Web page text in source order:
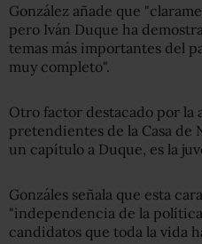
González añade que
pero Iván Duque ha
temas más importantes del
muy completo".
Otro factor destacado por la
pretendientes de la Casa de
un capítulo a Duque, es la
Gonzáles señala que esta
"independencia de la
candidatos que toda la vida